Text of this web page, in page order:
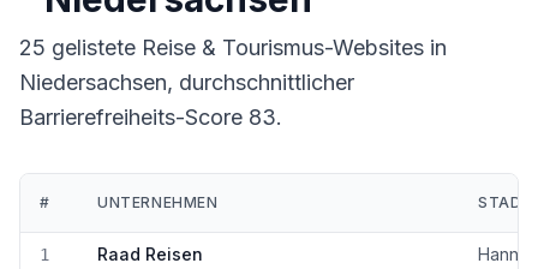
25 gelistete Reise & Tourismus-Websites in
Niedersachsen, durchschnittlicher
Barrierefreiheits-Score 83.
Reise & Tourismus
# UNTERNEHMEN STADT
1 Raad Reisen